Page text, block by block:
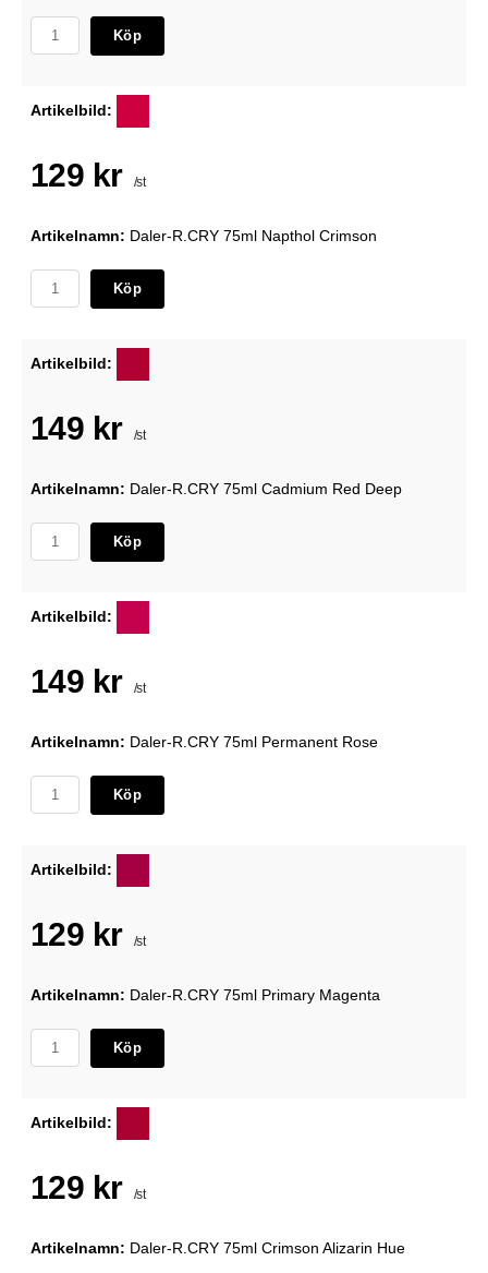
Köp
Artikelbild:
129 kr /st
Artikelnamn: Daler-R.CRY 75ml Napthol Crimson
Köp
Artikelbild:
149 kr /st
Artikelnamn: Daler-R.CRY 75ml Cadmium Red Deep
Köp
Artikelbild:
149 kr /st
Artikelnamn: Daler-R.CRY 75ml Permanent Rose
Köp
Artikelbild:
129 kr /st
Artikelnamn: Daler-R.CRY 75ml Primary Magenta
Köp
Artikelbild:
129 kr /st
Artikelnamn: Daler-R.CRY 75ml Crimson Alizarin Hue